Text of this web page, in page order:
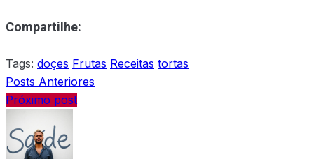
Compartilhe:
Tags: doçes Frutas Receitas tortas
Posts Anteriores
Próximo post